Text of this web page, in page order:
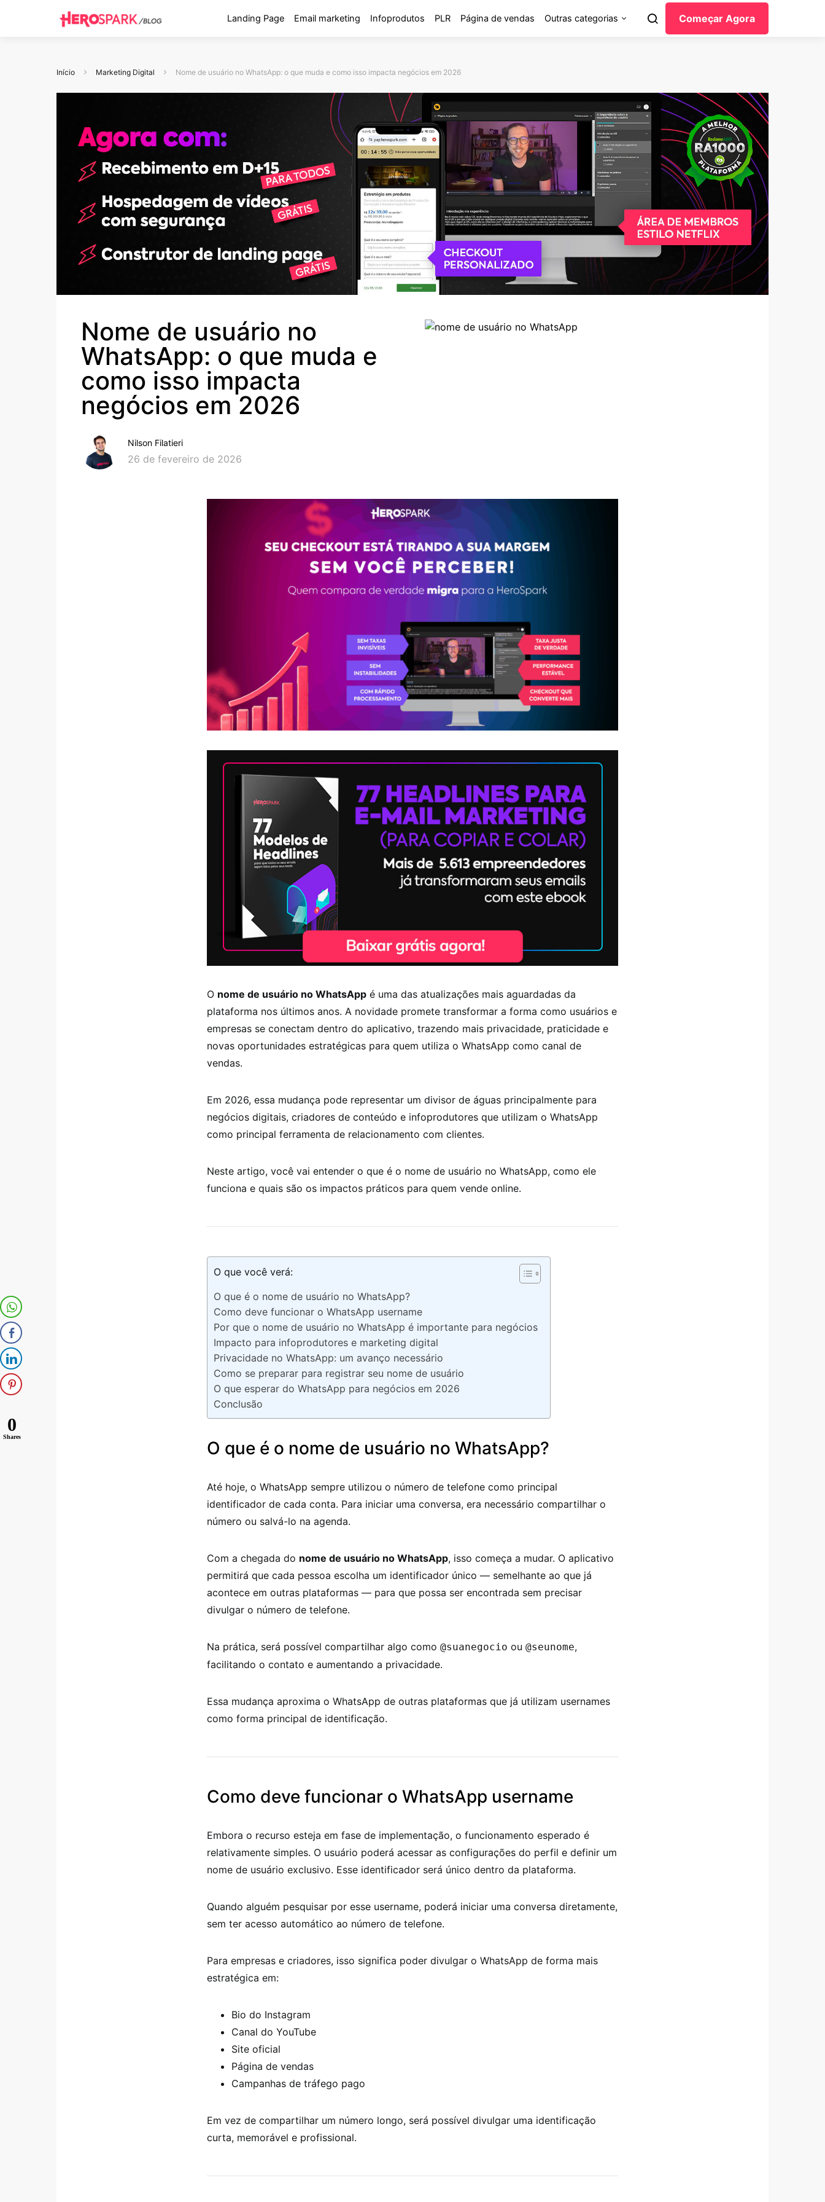
Landing Page Email marketing Infoprodutos PLR Página de vendas Outras categorias Começar Agora
Início Marketing Digital Nome de usuário no WhatsApp: o que muda e como isso impacta negócios em 2026
Nome de usuário no
WhatsApp: o que muda e
como isso impacta
negócios em 2026
Nilson Filatieri
26 de fevereiro de 2026
O nome de usuário no WhatsApp é uma das atualizações mais aguardadas da
plataforma nos últimos anos. A novidade promete transformar a forma como usuários e
empresas se conectam dentro do aplicativo, trazendo mais privacidade, praticidade e
novas oportunidades estratégicas para quem utiliza o WhatsApp como canal de
vendas.
Em 2026, essa mudança pode representar um divisor de águas principalmente para
negócios digitais, criadores de conteúdo e infoprodutores que utilizam o WhatsApp
como principal ferramenta de relacionamento com clientes.
Neste artigo, você vai entender o que é o nome de usuário no WhatsApp, como ele
funciona e quais são os impactos práticos para quem vende online.
O que você verá:
O que é o nome de usuário no WhatsApp?
Como deve funcionar o WhatsApp username
Por que o nome de usuário no WhatsApp é importante para negócios
Impacto para infoprodutores e marketing digital
Privacidade no WhatsApp: um avanço necessário
Como se preparar para registrar seu nome de usuário
O que esperar do WhatsApp para negócios em 2026
Conclusão
O que é o nome de usuário no WhatsApp?
Até hoje, o WhatsApp sempre utilizou o número de telefone como principal
identificador de cada conta. Para iniciar uma conversa, era necessário compartilhar o
número ou salvá-lo na agenda.
Com a chegada do nome de usuário no WhatsApp, isso começa a mudar. O aplicativo
permitirá que cada pessoa escolha um identificador único — semelhante ao que já
acontece em outras plataformas — para que possa ser encontrada sem precisar
divulgar o número de telefone.
Na prática, será possível compartilhar algo como @suanegocio ou @seunome,
facilitando o contato e aumentando a privacidade.
Essa mudança aproxima o WhatsApp de outras plataformas que já utilizam usernames
como forma principal de identificação.
Como deve funcionar o WhatsApp username
Embora o recurso esteja em fase de implementação, o funcionamento esperado é
relativamente simples. O usuário poderá acessar as configurações do perfil e definir um
nome de usuário exclusivo. Esse identificador será único dentro da plataforma.
Quando alguém pesquisar por esse username, poderá iniciar uma conversa diretamente,
sem ter acesso automático ao número de telefone.
Para empresas e criadores, isso significa poder divulgar o WhatsApp de forma mais
estratégica em:
Bio do Instagram
Canal do YouTube
Site oficial
Página de vendas
Campanhas de tráfego pago
Em vez de compartilhar um número longo, será possível divulgar uma identificação
curta, memorável e profissional.
0
Shares